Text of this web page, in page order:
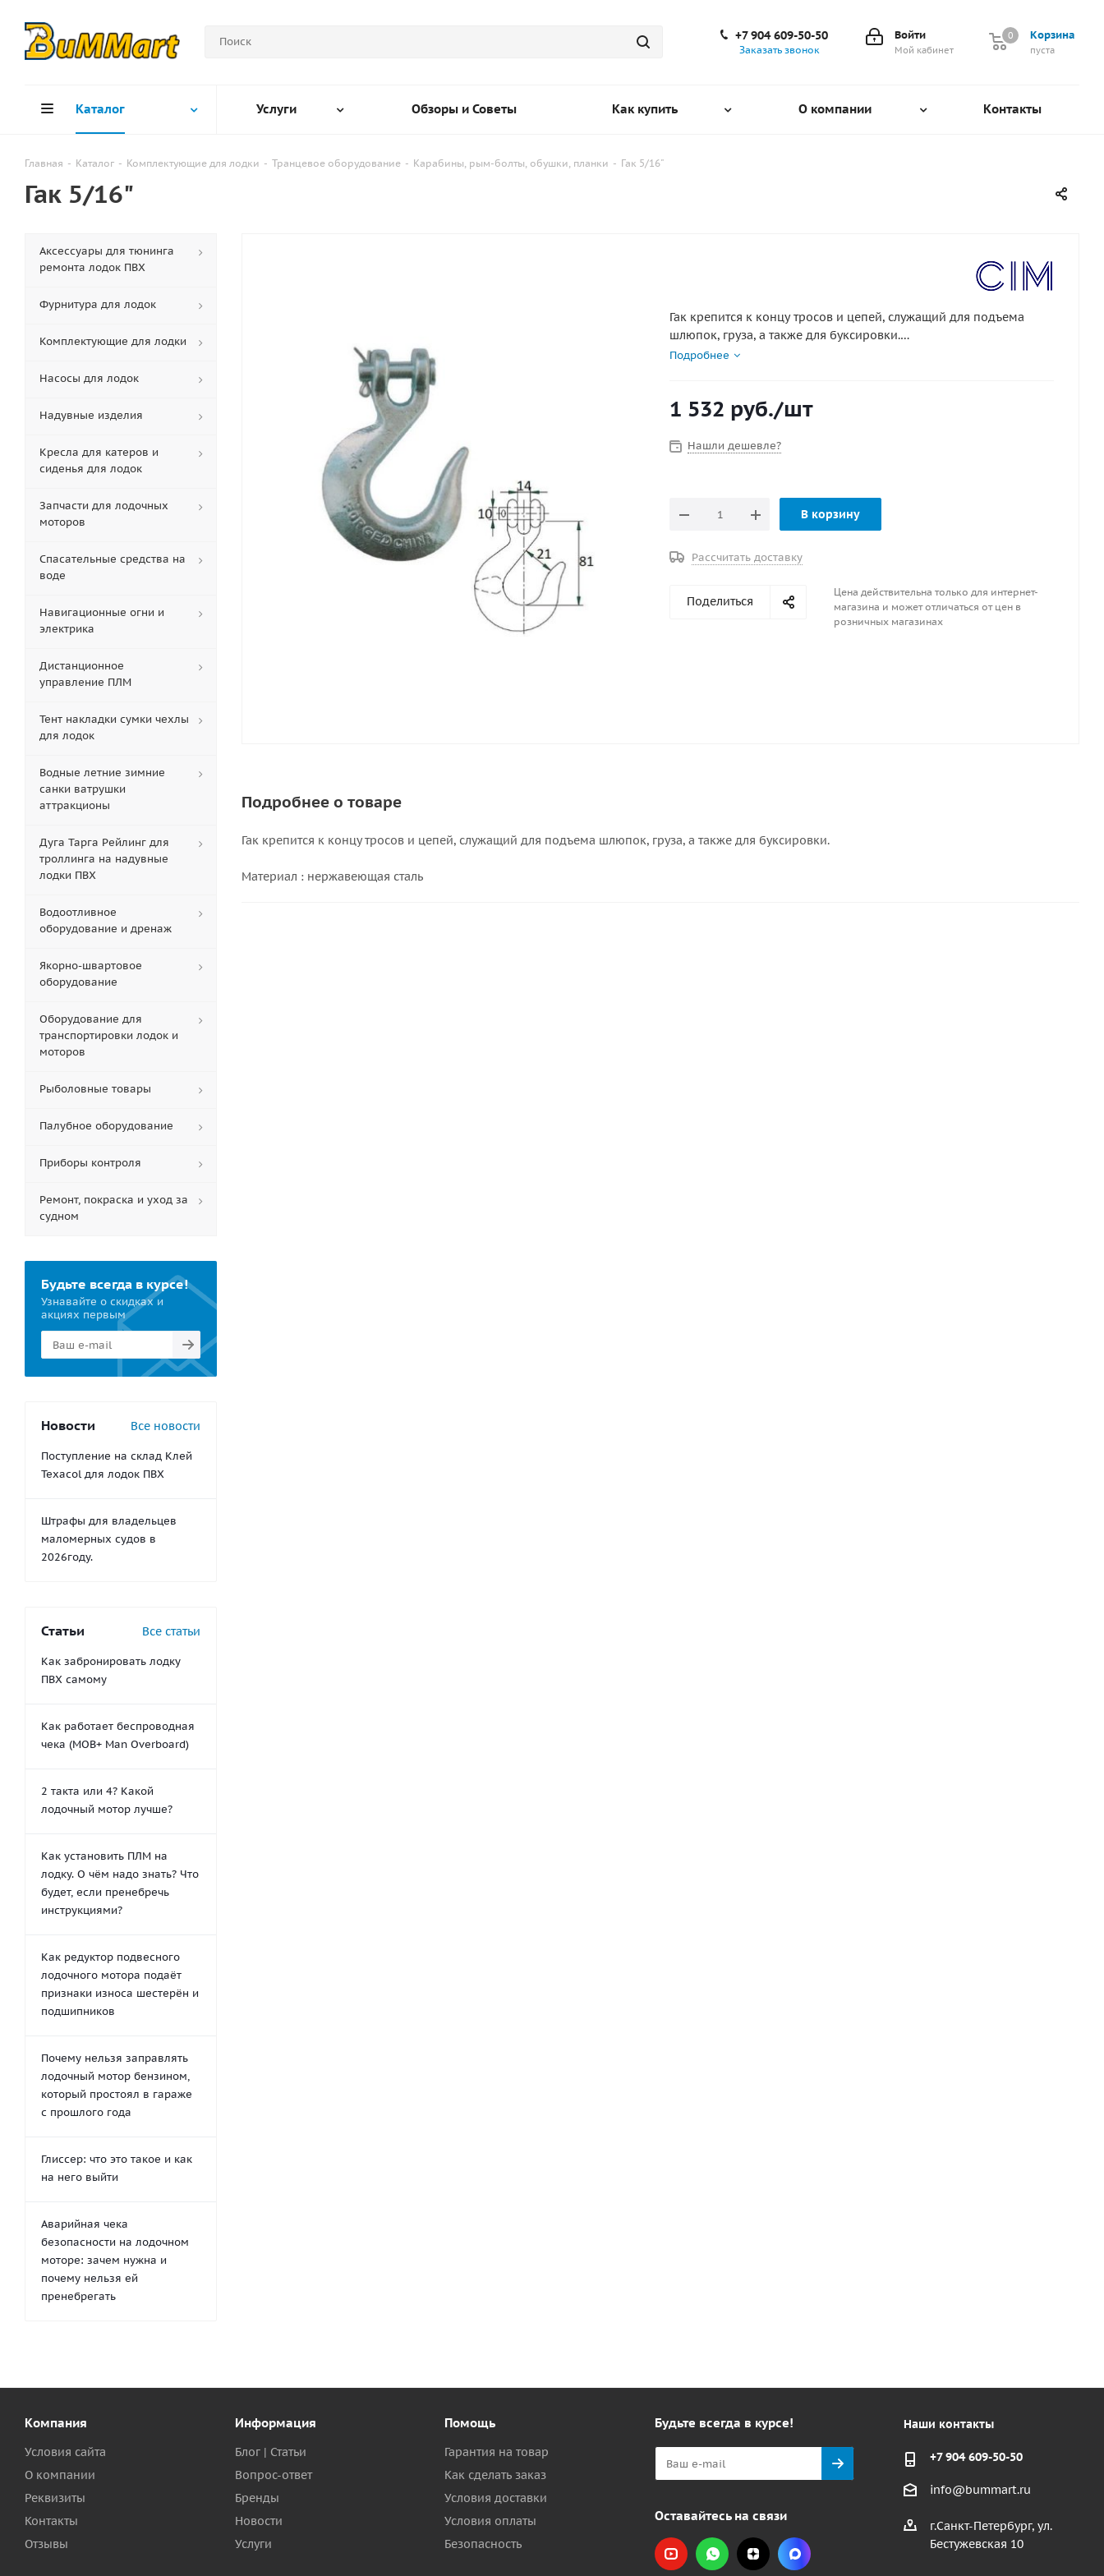
Корзина
0
пуста
0
Войти
Мой кабинет
+7 904 609-50-50
Заказать звонок
Каталог Услуги Обзоры и Советы Как купить О компании Контакты
Главная - Каталог - Комплектующие для лодки - Транцевое оборудование - Карабины, рым-болты, обушки, планки - Гак 5/16"
Гак 5/16"
Гак крепится к концу тросов и цепей, служащий для подъема
шлюпок, груза, а также для буксировки.
Подробнее
1 532 руб./шт
Нашли дешевле?
В корзину
Рассчитать доставку
Поделиться
Цена действительна только для интернет-
магазина и может отличаться от цен в
розничных магазинах
Подробнее о товаре
Гак крепится к концу тросов и цепей, служащий для подъема шлюпок, груза, а также для буксировки.
Материал : нержавеющая сталь
Аксессуары для тюнинга
ремонта лодок ПВХ
Фурнитура для лодок
Комплектующие для лодки
Насосы для лодок
Надувные изделия
Кресла для катеров и
сиденья для лодок
Запчасти для лодочных
моторов
Спасательные средства на
воде
Навигационные огни и
электрика
Дистанционное
управление ПЛМ
Тент накладки сумки чехлы
для лодок
Водные летние зимние
санки ватрушки
аттракционы
Дуга Тарга Рейлинг для
троллинга на надувные
лодки ПВХ
Водоотливное
оборудование и дренаж
Якорно-швартовое
оборудование
Оборудование для
транспортировки лодок и
моторов
Рыболовные товары
Палубное оборудование
Приборы контроля
Ремонт, покраска и уход за
судном
Будьте всегда в курсе!
Узнавайте о скидках и
акциях первым
Новости Все новости
Поступление на склад Клей
Texacol для лодок ПВХ
Штрафы для владельцев
маломерных судов в
2026году.
Статьи Все статьи
Как забронировать лодку
ПВХ самому
Как работает беспроводная
чека (MOB+ Man Overboard)
2 такта или 4? Какой
лодочный мотор лучше?
Как установить ПЛМ на
лодку. О чём надо знать? Что
будет, если пренебречь
инструкциями?
Как редуктор подвесного
лодочного мотора подаёт
признаки износа шестерён и
подшипников
Почему нельзя заправлять
лодочный мотор бензином,
который простоял в гараже
с прошлого года
Глиссер: что это такое и как
на него выйти
Аварийная чека
безопасности на лодочном
моторе: зачем нужна и
почему нельзя ей
пренебрегать
Компания
Условия сайта
О компании
Реквизиты
Контакты
Отзывы
Информация
Блог | Статьи
Вопрос-ответ
Бренды
Новости
Услуги
Помощь
Гарантия на товар
Как сделать заказ
Условия доставки
Условия оплаты
Безопасность
Будьте всегда в курсе!
Оставайтесь на связи
Наши контакты
+7 904 609-50-50
info@bummart.ru
г.Санкт-Петербург, ул.
Бестужевская 10